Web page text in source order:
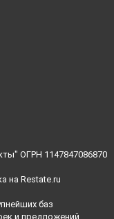
ОГРН 1147847086870
на Restate.ru
баз
и предложений